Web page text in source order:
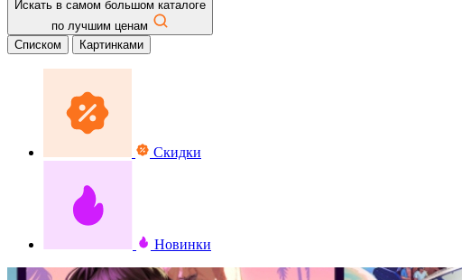
Искать в самом большом каталоге
по лучшим ценам
Списком
Картинками
Скидки
Новинки